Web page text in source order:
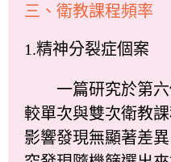
三、衛教課程頻率
1.精神分裂症個案
一篇研究於第六
較單次與雙次衛教
影響發現無顯著差